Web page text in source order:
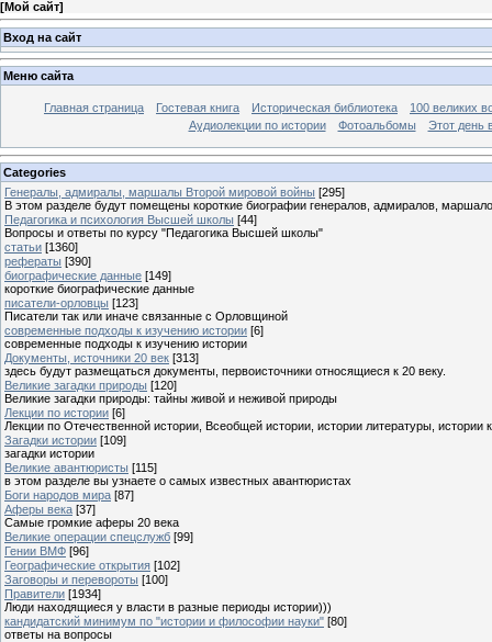
[Мой сайт]
Вход на сайт
Меню сайта
Главная страница Гостевая книга Историческая библиотека
100 великих
Аудиолекции по истории
Фотоальбомы Этот день
Categories
Генералы, адмиралы, маршалы Второй мировой войны [295]
В этом разделе будут помещены короткие биографии генералов, адмиралов,
Педагогика и психология Высшей школы [44]
Вопросы и ответы по курсу "Педагогика Высшей школы"
статьи [1360]
рефераты [390]
биографические данные [149]
короткие биографические данные
писатели-орловцы [123]
Писатели так или иначе связанные с Орловщиной
современные подходы к изучению истории [6]
современные подходы к изучению истории
Документы, источники 20 век [313]
здесь будут размещаться документы, первоисточники относящиеся к 20 веку.
Великие загадки природы [120]
Великие загадки природы: тайны живой и неживой природы
Лекции по истории [6]
Лекции по Отечественной истории, Всеобщей истории, истории литературы, истории
Загадки истории [109]
загадки истории
Великие авантюристы [115]
в этом разделе вы узнаете о самых известных авантюристах
Боги народов мира [87]
Аферы века [37]
Самые громкие аферы 20 века
Великие операции спецслужб [99]
Гении ВМФ [96]
Географические открытия [102]
Заговоры и перевороты [100]
Правители [1934]
Люди находящиеся у власти в разные периоды истории)))
кандидатский минимум по "истории и философии науки" [80]
ответы на вопросы